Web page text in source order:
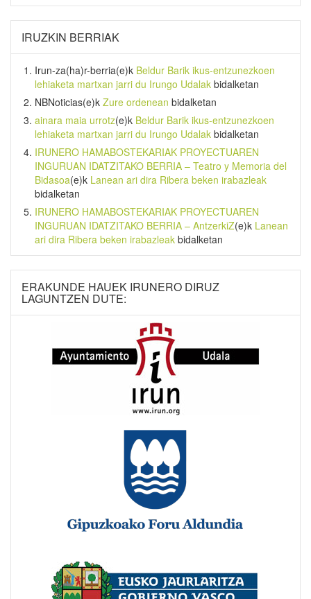
IRUZKIN BERRIAK
Irun-za(ha)r-berria(e)k Beldur Barik ikus-entzunezkoen
lehiaketa martxan jarri du Irungo Udalak bidalketan
NBNoticias(e)k Zure ordenean bidalketan
ainara maia urrotz(e)k Beldur Barik ikus-entzunezkoen
lehiaketa martxan jarri du Irungo Udalak bidalketan
IRUNERO HAMABOSTEKARIAK PROYECTUAREN
INGURUAN IDATZITAKO BERRIA – Teatro y Memoria del
Bidasoa(e)k Lanean ari dira Ribera beken irabazleak
bidalketan
IRUNERO HAMABOSTEKARIAK PROYECTUAREN
INGURUAN IDATZITAKO BERRIA – AntzerkiZ(e)k Lanean
ari dira Ribera beken irabazleak bidalketan
ERAKUNDE HAUEK IRUNERO DIRUZ
LAGUNTZEN DUTE: